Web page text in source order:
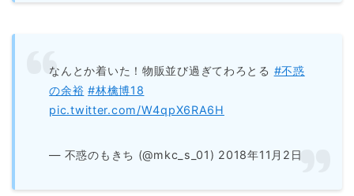
なんとか着いた！物販並び過ぎてわろとる #不惑
の余裕 #林檎博18
pic.twitter.com/W4qpX6RA6H
— 不惑のもきち (@mkc_s_01) 2018年11月2日